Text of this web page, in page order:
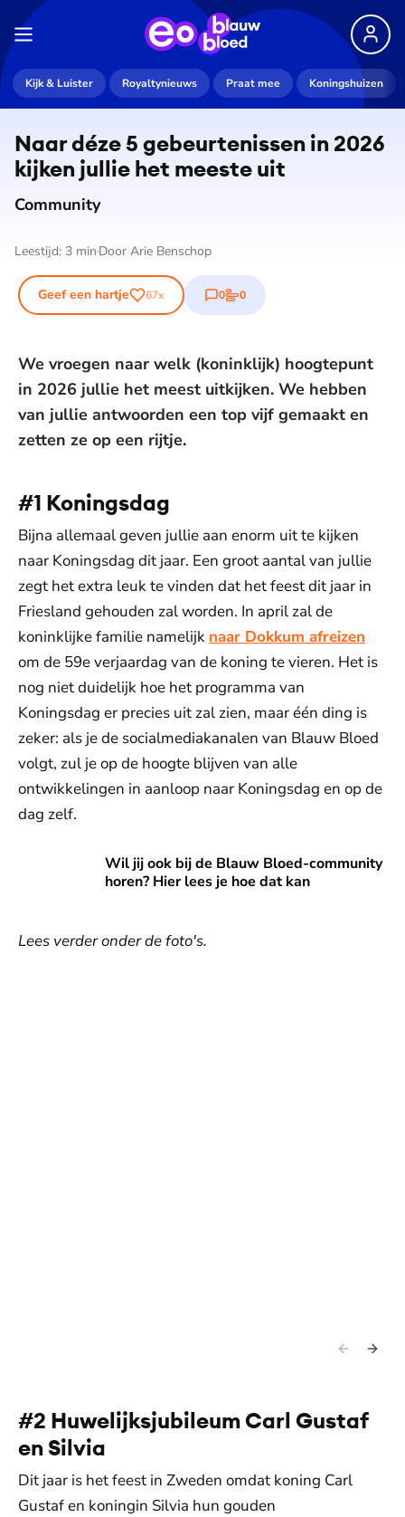
Kijk & Luister Royaltynieuws Praat mee Koningshuizen
Naar déze 5 ge­beur­te­nis­sen in 2026
kijken jullie het meeste uit
Community
Leestijd: 3 min Door Arie Benschop
Geef een hartje 67x 0
reacties
0
stemmen
We vroegen naar welk (koninklijk) hoogtepunt
in 2026 jullie het meest uitkijken. We hebben
van jullie antwoorden een top vijf gemaakt en
zetten ze op een rijtje.
#1 Koningsdag
Bijna allemaal geven jullie aan enorm uit te kijken
naar Koningsdag dit jaar. Een groot aantal van jullie
zegt het extra leuk te vinden dat het feest dit jaar in
Friesland gehouden zal worden. In april zal de
koninklijke familie namelijk naar Dokkum afreizen
om de 59e verjaardag van de koning te vieren. Het is
nog niet duidelijk hoe het programma van
Koningsdag er precies uit zal zien, maar één ding is
zeker: als je de socialmediakanalen van Blauw Bloed
volgt, zul je op de hoogte blijven van alle
ontwikkelingen in aanloop naar Koningsdag en op de
dag zelf.
Wil jij ook bij de Blauw Bloed-community
horen? Hier lees je hoe dat kan
Wil jij ook bij de Blauw Bloed-community horen? Hier lees
Lees verder onder de foto's.
#2 Huwelijksjubileum Carl Gustaf
en Silvia
Dit jaar is het feest in Zweden omdat koning Carl
Gustaf en koningin Silvia hun gouden